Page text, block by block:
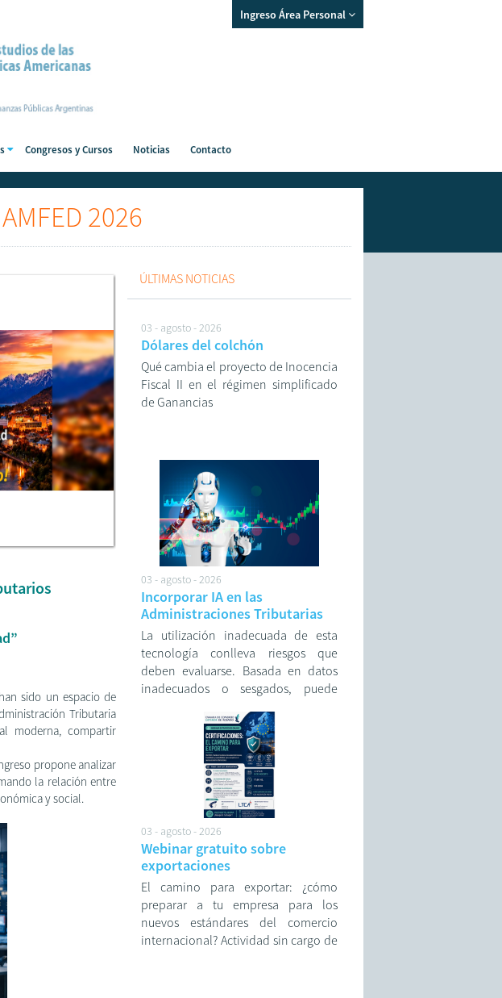
Ingreso Área Personal
Congresos y Cursos Noticias Contacto
2026
sido un espacio de
Tributaria
moderna, compartir
propone analizar
la relación entre
y social.
ÚLTIMAS NOTICIAS
03 - agosto - 2026
Dólares del colchón
Qué cambia el proyecto de Inocencia
Fiscal II en el régimen simplificado
de Ganancias
03 - agosto - 2026
Incorporar IA en las
Administraciones Tributarias
La utilización inadecuada de esta
tecnología conlleva riesgos que
deben evaluarse. Basada en datos
inadecuados o sesgados, puede
03 - agosto - 2026
Webinar gratuito sobre
exportaciones
El camino para exportar: ¿cómo
preparar a tu empresa para los
nuevos estándares del comercio
internacional? Actividad sin cargo de